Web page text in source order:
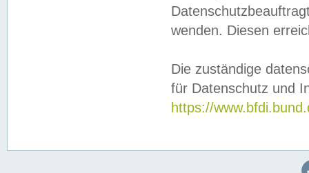
wenden. Diesen
Die zuständige
für Datenschutz und
https://